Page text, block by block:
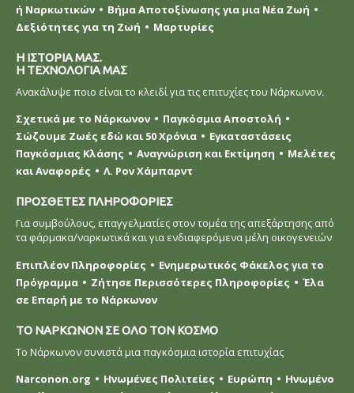
ή Ναρκωτικών
Βήμα Αποτοξίνωσης για μια Νέα Ζωή
Δεξιότητες για τη Ζωή
Μαρτυρίες
Η ΙΣΤΟΡΙΑ ΜΑΣ.
Η ΤΕΧΝΟΛΟΓΙΑ ΜΑΣ
Ανακάλυψε ποιο είναι το κλειδί για τις επιτυχίες του Νάρκωνον.
Σχετικά με το Νάρκωνον
Παγκόσμια Αποστολή
Σώζουμε Ζωές εδώ και 50 Χρόνια
Εγκαταστάσεις
Παγκόσμιας Κλάσης
Αναγνώριση και Εκτίμηση
Μελέτες
και Αναφορές
Λ. Ρον Χάμπαρντ
ΠΡΟΣΘΕΤΕΣ ΠΛΗΡΟΦΟΡΙΕΣ
Για συμβούλους, επαγγελματίες στον τομέα της απεξάρτησης από
τα φάρμακα/ναρκωτικά και για ενδιαφερόμενα μέλη οικογενειών
Επιπλέον Πληροφορίες
Ενημερωτικός Φάκελος για το
Πρόγραμμα
Ζήτησε Περισσότερες Πληροφορίες
Έλα
σε Επαρή με το Νάρκωνον
ΤΟ ΝΑΡΚΩΝΟΝ ΣΕ ΟΛΟ ΤΟΝ ΚΟΣΜΟ
Το Νάρκωνον συνιστά μια παγκόσμια ιστορία επιτυχίας
Narconon.org
Ηνωμένες Πολιτείες Ευρώπη
Ηνωμένο